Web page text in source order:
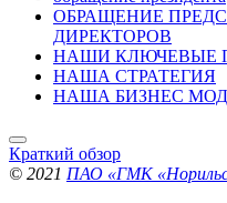
ОБРАЩЕНИЕ
ДИРЕКТОРОВ
НАШИ КЛЮЧЕВЫЕ
НАША СТРАТЕГИЯ
НАША БИЗНЕС
Краткий обзор
© 2021 ПАО «ГМК